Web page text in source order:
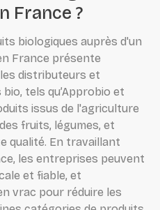
France ?
biologiques auprès d'un
France présente
distributeurs et
tels qu’Approbio et
issus de l'agriculture
fruits, légumes, et
qualité. En travaillant
les entreprises peuvent
et fiable, et
vrac pour réduire les